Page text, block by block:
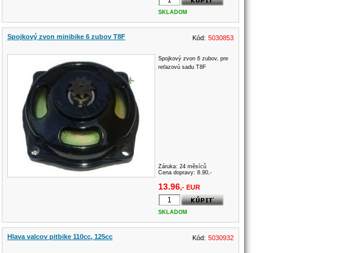
SKLADOM
Spojkový zvon minibike 6 zubov T8F Kód: 5030853
Spojkový zvon 6 zubov, pre
reťazovú sadu T8F
Záruka: 24 měsíců
Cena dopravy: 8.90,-
13.96,- EUR
SKLADOM
Hlava valcov pitbike 110cc, 125cc Kód: 5030932